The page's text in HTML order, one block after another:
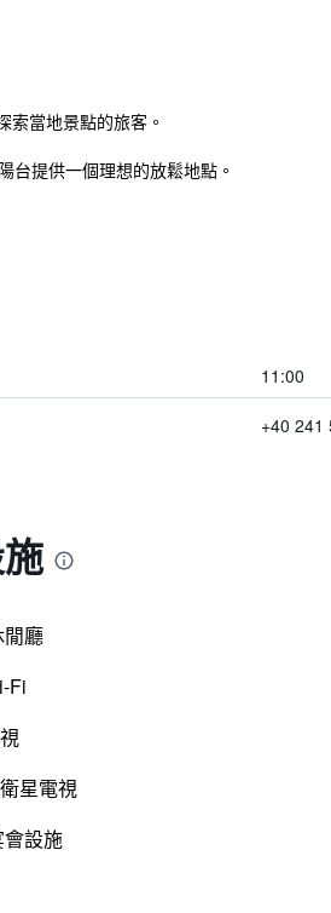
當地景點的旅客。
台提供一個理想的放鬆地點。
11:00
+40 241
廳
Fi
星電視
設施